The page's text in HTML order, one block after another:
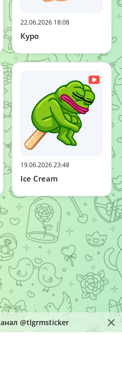
22.06.2026 18:08
Куро
19.06.2026 23:48
Ice Cream
@tlgrmsticker